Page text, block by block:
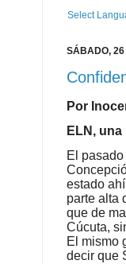
Select
SÁBADO,
Por
ELN,
El
estado
parte alta
que de
Cúcuta,
El mismo
decir que